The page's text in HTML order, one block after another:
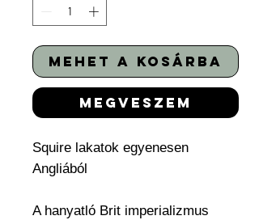
mehet a kosárba
megveszem
Squire lakatok egyenesen
Angliából
A hanyatló Brit imperializmus